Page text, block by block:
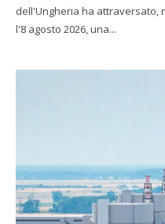
dell'Ungheria ha attraversato,
l'8 agosto 2026, una...